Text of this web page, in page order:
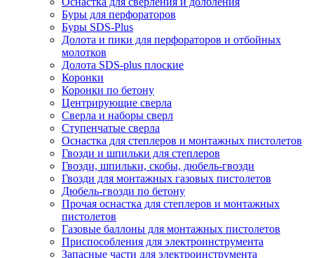
Буры для перфораторов
Буры SDS-Plus
Долота и пики для перфораторов и отбойных
молотков
Долота SDS-plus плоские
Коронки
Коронки по бетону
Центрирующие сверла
Сверла и наборы сверл
Ступенчатые сверла
Оснастка для степлеров и монтажных пистолетов
Гвозди и шпильки для степлеров
Гвозди, шпильки, скобы, дюбель-гвозди
Гвозди для монтажных газовых пистолетов
Дюбель-гвозди по бетону
Прочая оснастка для степлеров и монтажных
пистолетов
Газовые баллоны для монтажных пистолетов
Приспособления для электроинструмента
Запасные части для электроинструмента